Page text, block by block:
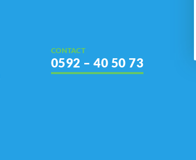
CONTACT
0592 – 40 50 73